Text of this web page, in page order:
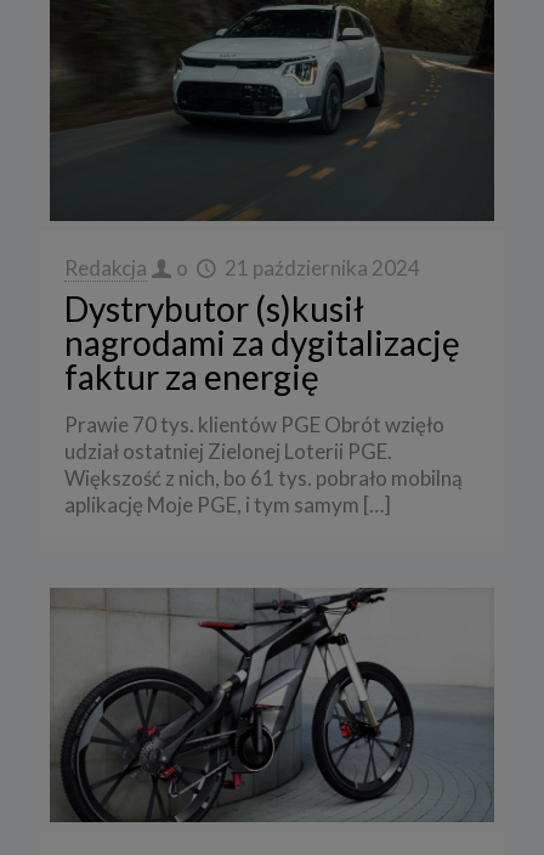
Redakcja o 21 października 2024
Dystrybutor (s)kusił
nagrodami za dygitalizację
faktur za energię
Prawie 70 tys. klientów PGE Obrót wzięło
udział ostatniej Zielonej Loterii PGE.
Większość z nich, bo 61 tys. pobrało mobilną
aplikację Moje PGE, i tym samym […]